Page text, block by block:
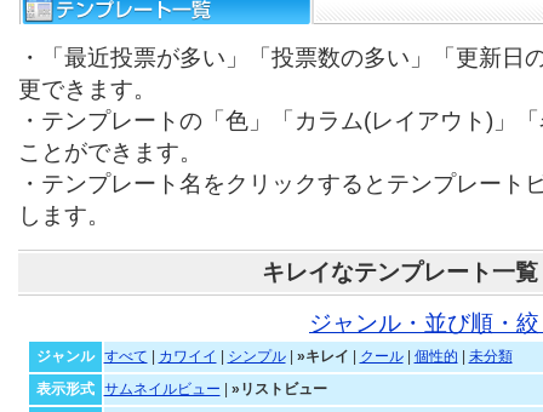
・「最近投票が多い」「投票数の多い」「更新日
更できます。
・テンプレートの「色」「カラム(レイアウト)」
ことができます。
・テンプレート名をクリックするとテンプレート
します。
キレイなテンプレート一覧
ジャンル・並び順・
ジャンル すべて カワイイ シンプル| »キレイ クール| 個性的
未分類
表示形式
サムネイルビュー
»リストビュー